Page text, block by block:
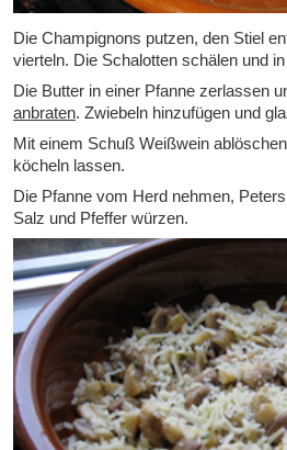
Die Champignons putzen, den Stiel
vierteln. Die Schalotten schälen und
Die Butter in einer Pfanne zerlassen
anbraten. Zwiebeln hinzufügen und
Mit einem Schuß Weißwein
köcheln lassen.
Die Pfanne vom Herd nehmen,
Salz und Pfeffer würzen.